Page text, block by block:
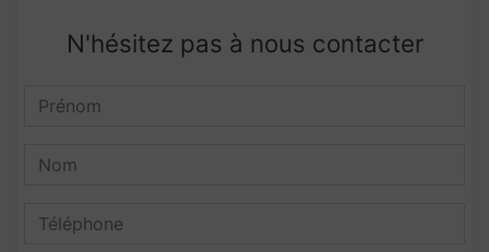
N'hésitez pas à nous contacter